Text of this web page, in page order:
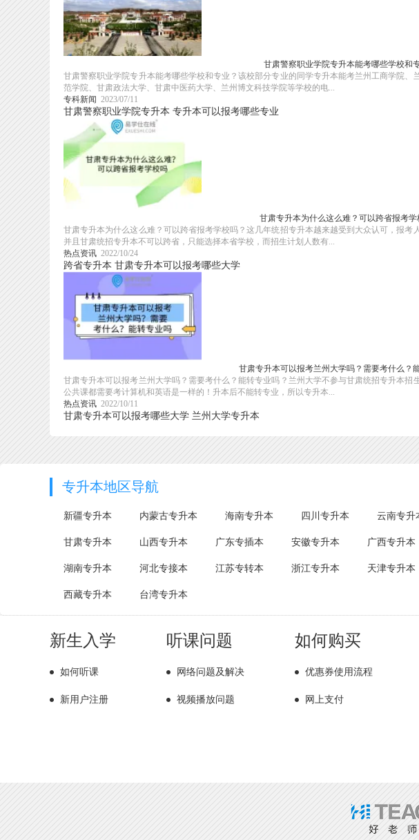
甘肃警察职业学院专升本能考哪些学校和
甘肃警察职业学院专升本能考哪些学校和专业？该校部分专业的同学专升本能考兰州工商学院
范学院、甘肃政法大学、甘肃中医药大学、兰州博文科技学院等学校的电...
专科新闻 2023/07/11
甘肃警察职业学院专升本 专升本可以报考哪些专业
甘肃专升本为什么这么难？可以跨省报考学
甘肃专升本为什么这么难？可以跨省报考学校吗？这几年统招专升本越来越受到大众认可，报
并且甘肃统招专升本不可以跨省，只能选择本省学校，而招生计划人数有...
热点资讯 2022/10/24
跨省专升本 甘肃专升本可以报考哪些大学
甘肃专升本可以报考兰州大学吗？需要考什么？
甘肃专升本可以报考兰州大学吗？需要考什么？能转专业吗？兰州大学不参与甘肃统招专升本
公共课都需要考计算机和英语是一样的！升本后不能转专业，所以专升本...
热点资讯 2022/10/11
甘肃专升本可以报考哪些大学 兰州大学专升本
专升本地区导航
新疆专升本 内蒙古专升本 海南专升本 四川专升本 云南专升
甘肃专升本 山西专升本 广东专插本 安徽专升本 广西专升本
湖南专升本 河北专接本 江苏专转本 浙江专升本 天津专升本
西藏专升本 台湾专升本
新生入学
如何听课
新用户注册
听课问题
网络问题及解决
视频播放问题
如何购买
优惠券使用流程
网上支付